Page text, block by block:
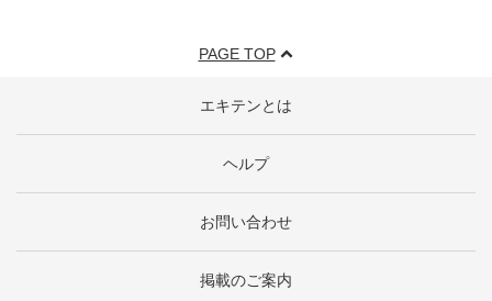
PAGE TOP
エキテンとは
ヘルプ
お問い合わせ
掲載のご案内